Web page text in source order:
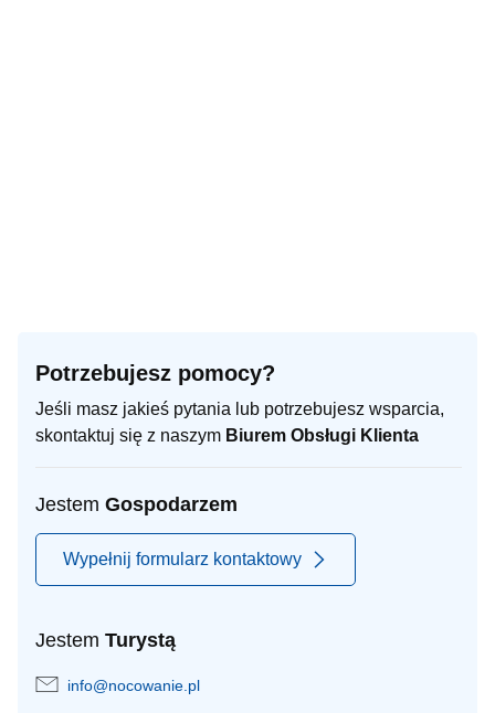
Potrzebujesz pomocy?
Jeśli masz jakieś pytania lub potrzebujesz wsparcia,
skontaktuj się z naszym Biurem Obsługi Klienta
Jestem Gospodarzem
Wypełnij formularz kontaktowy
Jestem Turystą
info@nocowanie.pl